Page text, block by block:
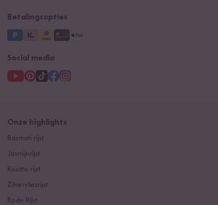
Betalingsopties
Social media
Onze highlights
Basmati rijst
Jasmijnrijst
Risotto rijst
Zilvervliesrijst
Rode Rijst